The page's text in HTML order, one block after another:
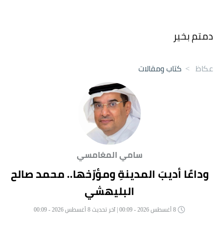
دمتم بخير
عكاظ > كتاب ومقالات
سامي المغامسي
وداعًا أديبَ المدينةِ ومؤرّخها.. محمد صالح
البليهشي